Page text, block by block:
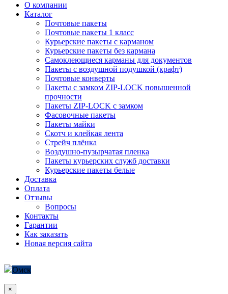
О компании
Каталог
Почтовые пакеты
Почтовые пакеты 1 класс
Курьерские пакеты с карманом
Курьерские пакеты без кармана
Самоклеющиеся карманы для документов
Пакеты с воздушной подушкой (крафт)
Почтовые конверты
Пакеты с замком ZIP-LOCK повышенной
прочности
Пакеты ZIP-LOCK с замком
Фасовочные пакеты
Пакеты майки
Скотч и клейкая лента
Стрейч плёнка
Воздушно-пузырчатая пленка
Пакеты курьерских служб доставки
Курьерские пакеты белые
Доставка
Оплата
Отзывы
Вопросы
Контакты
Гарантии
Как заказать
Новая версия сайта
Омск
×